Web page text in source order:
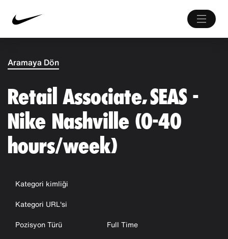
Aramaya Dön
Retail Associate, SEAS -
Nike Nashville (0-40
hours/week)
Kategori kimliği
Kategori URL'si
Pozisyon Türü
Full Time